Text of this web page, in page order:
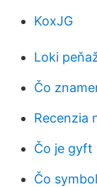
KoxJG
Loki
Čo
Recenzia
Čo je gyft
Čo